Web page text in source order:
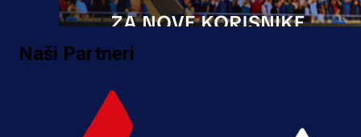
Promo vijesti
Naši Partneri